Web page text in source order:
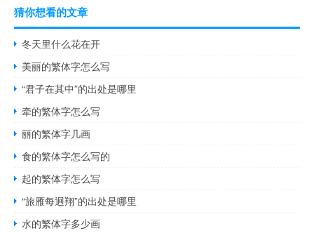
猜你想看的文章
冬天里什么花在开
美丽的繁体字怎么写
“君子在其中”的出处是哪里
牵的繁体字怎么写
丽的繁体字几画
食的繁体字怎么写的
起的繁体字怎么写
“旅雁每迥翔”的出处是哪里
水的繁体字多少画